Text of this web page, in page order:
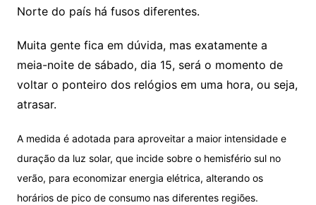
Norte do país há fusos diferentes.
Muita gente fica em dúvida, mas exatamente a
meia-noite de sábado, dia 15, será o momento de
voltar o ponteiro dos relógios em uma hora, ou seja,
atrasar.
A medida é adotada para aproveitar a maior intensidade e
duração da luz solar, que incide sobre o hemisfério sul no
verão, para economizar energia elétrica, alterando os
horários de pico de consumo nas diferentes regiões.